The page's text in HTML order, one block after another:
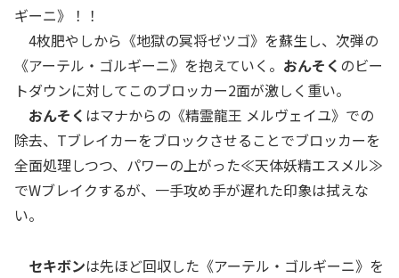
ギーニ》！！
4枚肥やしから《地獄の冥将ゼツゴ》を蘇生し、次弾の
《アーテル・ゴルギーニ》を抱えていく。 おんそく のビー
トダウンに対してこのブロッカー2面が激しく重い。
おんそく はマナからの《精霊龍王 メルヴェイユ》での
除去、Tブレイカーをブロックさせることでブロッカーを
全面処理しつつ、パワーの上がった≪天体妖精エスメル≫
でWブレイクするが、一手攻め手が遅れた印象は拭えな
い。
セキボンは先ほど回収した《アーテル・ゴルギーニ》を